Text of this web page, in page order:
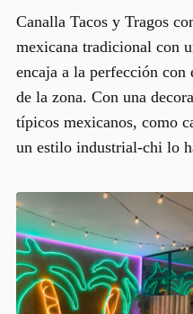
Canalla Tacos y Tragos
mexicana tradicional con
encaja a la perfección
de la zona. Con una
típicos mexicanos, como
un estilo industrial-chi lo